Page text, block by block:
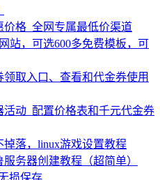
价格_全网专属最低价渠道
站，可选600多免费模板，可
取入口、查看和代金券使用
活动_配置价格表和千元代金券
落，linux游戏设置教程
务器创建教程（超简单）
损保存